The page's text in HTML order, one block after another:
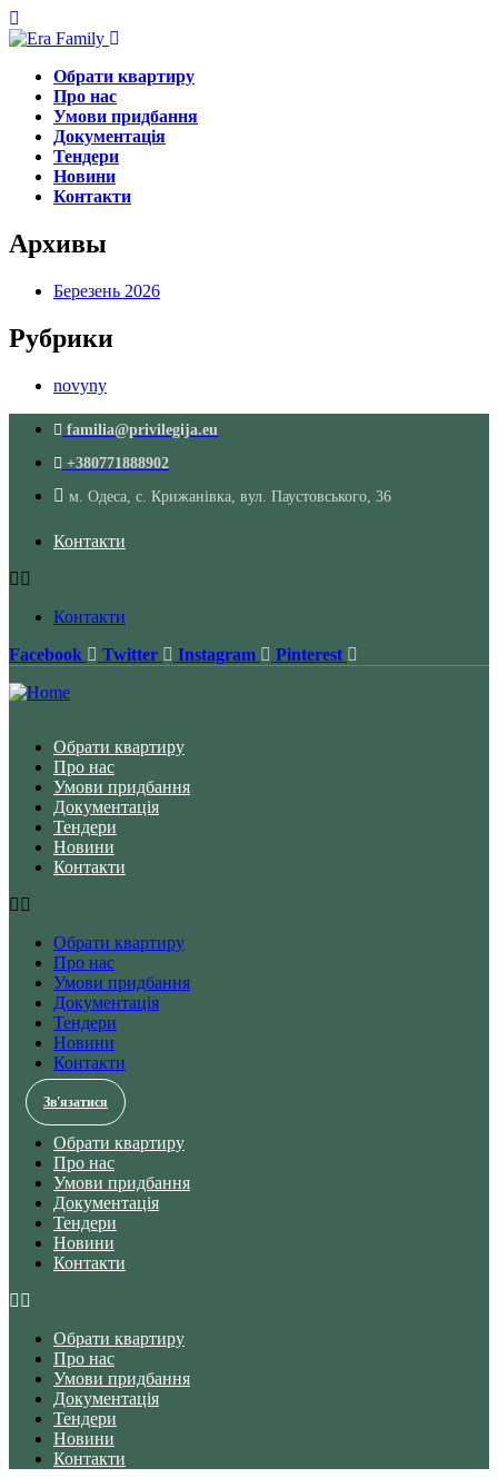
Обрати квартиру
Про нас
Умови придбання
Документація
Тендери
Новини
Контакти
Архивы
Березень 2026
Рубрики
novyny
familia@privilegija.eu
+380771888902
м. Одеса, с. Крижанівка, вул. Паустовського, 36
Контакти
Контакти
Facebook
Twitter Instagram Pinterest
Обрати квартиру
Про нас
Умови придбання
Документація
Тендери
Новини
Контакти
Обрати квартиру
Про нас
Умови придбання
Документація
Тендери
Новини
Контакти
Зв'язатися
Обрати квартиру
Про нас
Умови придбання
Документація
Тендери
Новини
Контакти
Обрати квартиру
Про нас
Умови придбання
Документація
Тендери
Новини
Контакти